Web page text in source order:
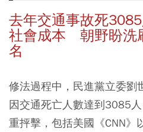
去年交通事故死
社會成本 朝野盼洗
名
修法過程中，民進黨立委劉
因交通死亡人數達到3085
重抨擊，包括美國《CNN》